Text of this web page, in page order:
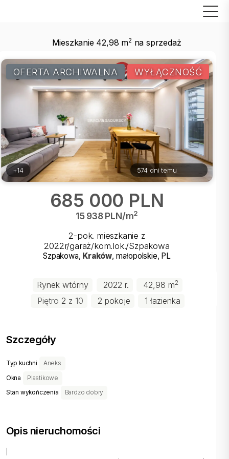
Mieszkanie 42,98 m2 na sprzedaż
OFERTA ARCHIWALNA WYŁĄCZNOŚĆ
+14 574 dni temu
685 000 PLN
15 938 PLN/m2
2-pok. mieszkanie z
2022r/garaż/kom.lok./Szpakowa
Szpakowa, Kraków, małopolskie, PL
Rynek wtórny 2022 r. 42,98 m2
Piętro 2 z 10 2 pokoje 1 łazienka
Szczegóły
Typ kuchni Aneks
Okna Plastikowe
Stan wykończenia Bardzo dobry
Opis nieruchomości